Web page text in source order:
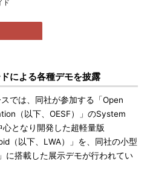
ド
による各種デモを披露
では、同社が参加する「Open
（以下、OESF）」のSystem
となり開発した超軽量版
（以下、LWA）」を、同社の小型
に搭載した展示デモが行われてい